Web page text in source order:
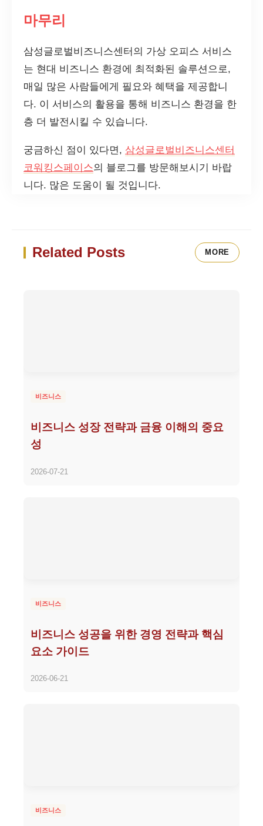
마무리
삼성글로벌비즈니스센터의 가상 오피스 서비스
는 현대 비즈니스 환경에 최적화된 솔루션으로,
매일 많은 사람들에게 필요와 혜택을 제공합니
다. 이 서비스의 활용을 통해 비즈니스 환경을 한
층 더 발전시킬 수 있습니다.
궁금하신 점이 있다면, 삼성글로벌비즈니스센터
코워킹스페이스의 블로그를 방문해보시기 바랍
니다. 많은 도움이 될 것입니다.
Related Posts MORE
비즈니스
비즈니스 성장 전략과 금융 이해의 중요
성
2026-07-21
비즈니스
비즈니스 성공을 위한 경영 전략과 핵심
요소 가이드
2026-06-21
비즈니스